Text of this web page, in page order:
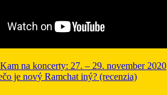
Kam na koncerty: 27. – 29. november 2020
je nový Ramchat iný? (recenzia)